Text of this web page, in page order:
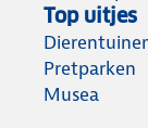
Top uitjes
Pretparken
Musea